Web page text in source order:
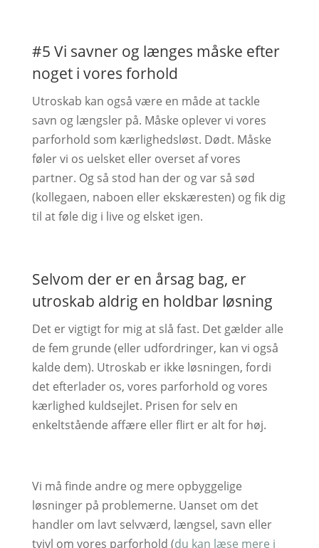
#5 Vi savner og længes måske efter
noget i vores forhold
Utroskab kan også være en måde at tackle
savn og længsler på. Måske oplever vi vores
parforhold som kærlighedsløst. Dødt. Måske
føler vi os uelsket eller overset af vores
partner. Og så stod han der og var så sød
(kollegaen, naboen eller ekskæresten) og fik dig
til at føle dig i live og elsket igen.
Selvom der er en årsag bag, er
utroskab aldrig en holdbar løsning
Det er vigtigt for mig at slå fast. Det gælder alle
de fem grunde (eller udfordringer, kan vi også
kalde dem). Utroskab er ikke løsningen, fordi
det efterlader os, vores parforhold og vores
kærlighed kuldsejlet. Prisen for selv en
enkeltstående affære eller flirt er alt for høj.
Vi må finde andre og mere opbyggelige
løsninger på problemerne. Uanset om det
handler om lavt selvværd, længsel, savn eller
tvivl om vores parforhold (du kan læse mere i